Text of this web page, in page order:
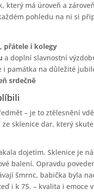
který má úroveň a
pohledu na ni si
přátele i kolegy
a doplní slavnostní
i památka na důležité
srdečně
– je to ztělesnění
sklenice dar, který
dojetím. Sklenice je
balení. Opravdu
šmrnc, babička byla
i k 75. – kvalita i emoce